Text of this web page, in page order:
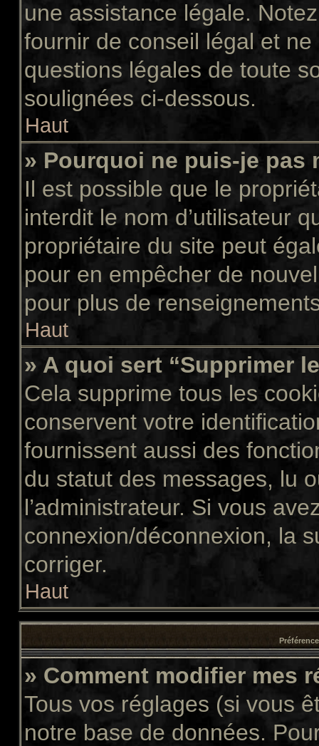
une assistance légale.
fournir de conseil légal et
questions légales de toute
soulignées ci-dessous.
Haut
» Pourquoi ne puis-je pas
Il est possible que le
interdit le nom d’utilisateur
propriétaire du site peut
pour en empêcher de
pour plus de
Haut
» A quoi sert “Supprimer
Cela supprime tous les
conservent votre
fournissent aussi des
du statut des messages, lu
l’administrateur. Si vous
connexion/déconnexion, la
corriger.
Haut
» Comment modifier mes
Tous vos réglages (si vous
notre base de données.